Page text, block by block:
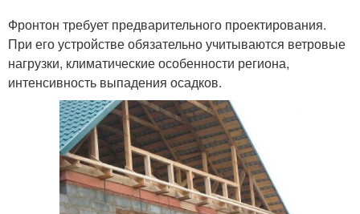
Фронтон требует предварительного проектирования.
При его устройстве обязательно учитываются ветровые
нагрузки, климатические особенности региона,
интенсивность выпадения осадков.